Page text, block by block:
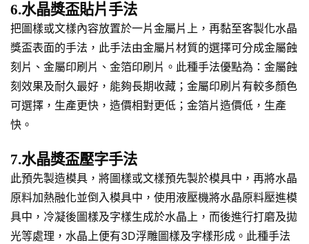
6.水晶獎盃貼片手法
把圖樣或文樣內容放置於一片金屬片上，再黏至客製化水晶
獎盃表面的手法，此手法由金屬片材質的選擇可分成金屬蝕
刻片、金屬印刷片、金箔印刷片。此種手法優點為：金屬蝕
刻效果及耐久最好，能夠長期收藏；金屬印刷片有較多顏色
可選擇，生產更快，造價相對更低；金箔片造價低，生產
快。
7.水晶獎盃壓字手法
此預先製造模具，將圖樣或文樣預先製於模具中，再將水晶
原料加熱融化並倒入模具中，使用液壓機將水晶原料壓進模
具中，冷凝後圖樣及字樣生成於水晶上，而後進行打磨及拋
光等處理，水晶上便有3D浮雕圖樣及字樣形成。此種手法